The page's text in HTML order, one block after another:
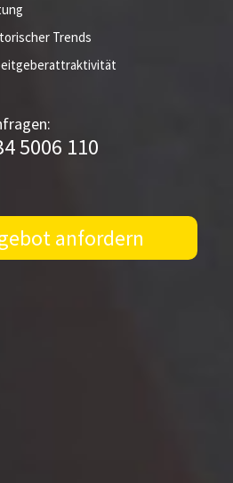
Trends
5006 110
anfordern